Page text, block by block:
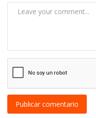
Publicar comentario